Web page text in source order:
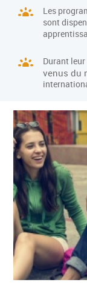
Les
sont
Durant
venus du